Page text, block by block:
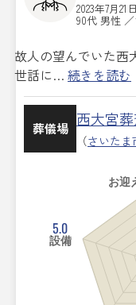
2023年7月21日
90代 男性
故人の望んでいた西
世話に… 続きを読む
葬儀場 西大宮
（さいたま
お迎
5.0
設備